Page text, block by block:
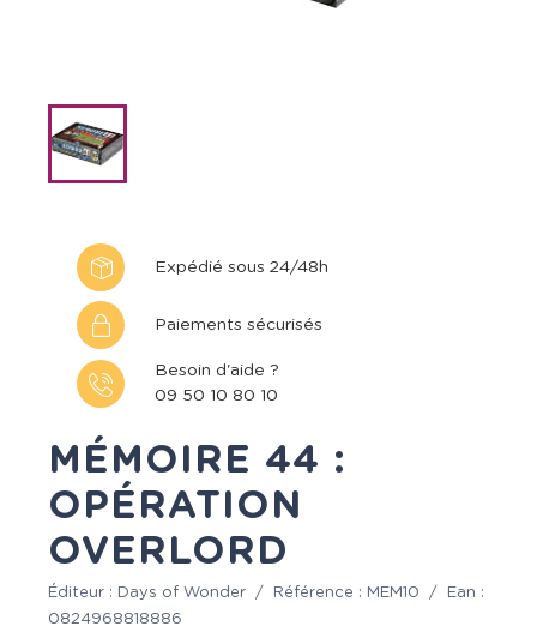
Expédié sous 24/48h
Paiements sécurisés
Besoin d'aide ?
09 50 10 80 10
MÉMOIRE 44 :
OPÉRATION
OVERLORD
Éditeur : Days of Wonder / Référence : MEM10 /
Ean :
0824968818886